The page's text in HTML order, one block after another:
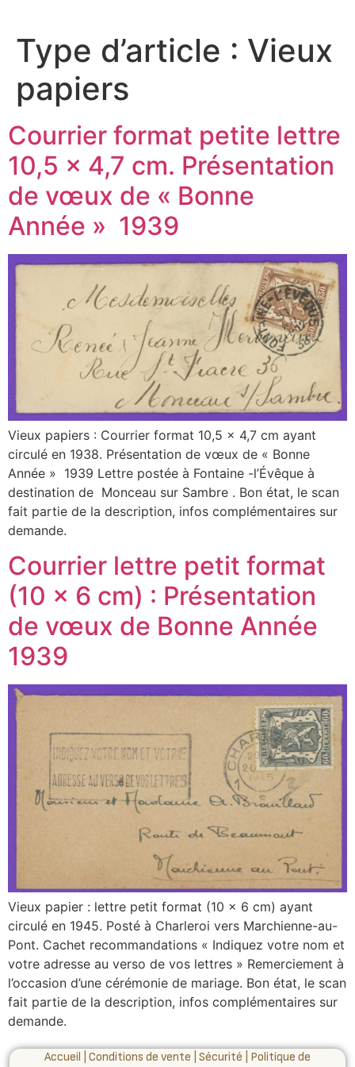
Type d’article : Vieux
papiers
Courrier format petite lettre
10,5 x 4,7 cm. Présentation
de vœux de « Bonne
Année » 1939
Vieux papiers : Courrier format 10,5 x 4,7 cm ayant
circulé en 1938. Présentation de vœux de « Bonne
Année » 1939 Lettre postée à Fontaine -l’Évêque à
destination de Monceau sur Sambre . Bon état, le scan
fait partie de la description, infos complémentaires sur
demande.
Courrier lettre petit format
(10 x 6 cm) : Présentation
de vœux de Bonne Année
1939
Vieux papier : lettre petit format (10 x 6 cm) ayant
circulé en 1945. Posté à Charleroi vers Marchienne-au-
Pont. Cachet recommandations « Indiquez votre nom et
votre adresse au verso de vos lettres » Remerciement à
l’occasion d’une cérémonie de mariage. Bon état, le scan
fait partie de la description, infos complémentaires sur
demande.
Accueil Conditions de vente Sécurité
Politique de